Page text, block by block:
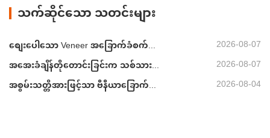
သို့မဟုတ် အရောင်ပြောင်းခြင်းကဲ့သို့သော
ချို့ယွင်းချက်များ ဖြစ်နိုင်ခြေ။…
သက်ဆိုင်သော သတင်းများ
စျေးပေါသော Veneer အခြောက်ခံစက်များသည် သင့်အမြတ်အစွန်းကို တိတ်တဆိတ် လျော့ကျစေနိုင်သည်
2026-08-07
အအေးခံချိန်တိုတောင်းခြင်းက သစ်သားအလွှာစီခြင်းကို မထိခိုက်စေပါစေနှင့်
2026-08-07
အစွမ်းသတ္တိအားဖြင့်သာ ဗီနီယာခြောက်စက်များကို အရွယ်အစားသတ်မှတ်ခြင်းမပြုပါနှင့်
2026-08-04